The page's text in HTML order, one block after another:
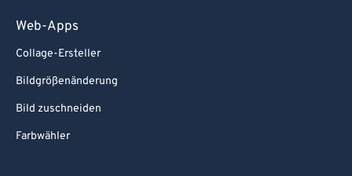
Web-Apps
Collage-Ersteller
Bildgrößenänderung
Bild zuschneiden
Farbwähler